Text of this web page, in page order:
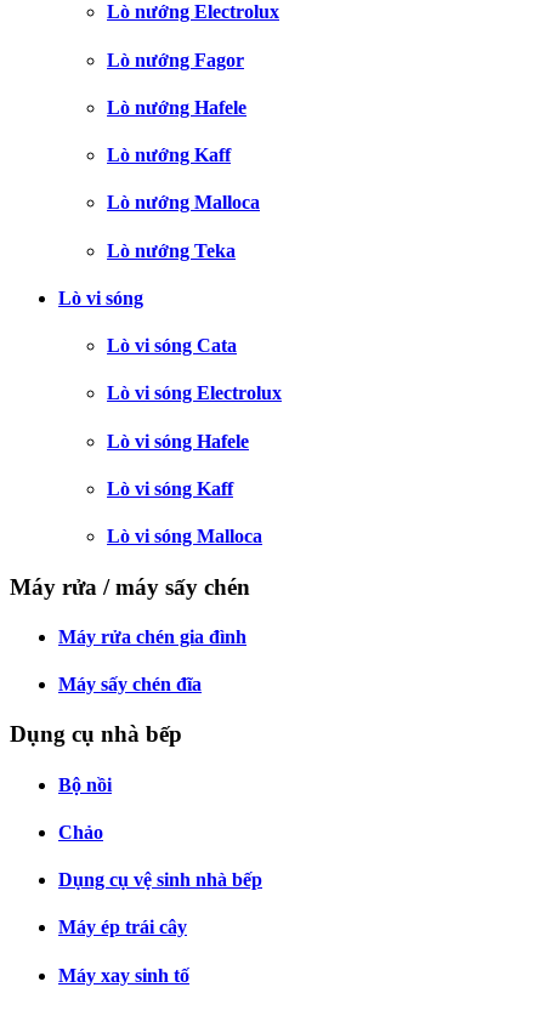
Lò nướng Electrolux
Lò nướng Fagor
Lò nướng Hafele
Lò nướng Kaff
Lò nướng Malloca
Lò nướng Teka
Lò vi sóng
Lò vi sóng Cata
Lò vi sóng Electrolux
Lò vi sóng Hafele
Lò vi sóng Kaff
Lò vi sóng Malloca
Máy rửa / máy sấy chén
Máy rửa chén gia đình
Máy sấy chén đĩa
Dụng cụ nhà bếp
Bộ nồi
Chảo
Dụng cụ vệ sinh nhà bếp
Máy ép trái cây
Máy xay sinh tố